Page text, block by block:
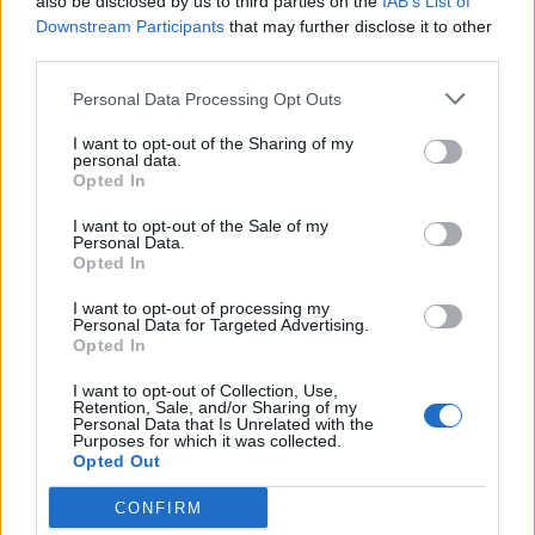
Downstream Participants that may further disclose it to other
Personal Data Processing Opt Outs
I want to opt-out of the Sharing of my
personal data.
Opted In
I want to opt-out of the Sale of my
Personal Data.
Opted In
I want to opt-out of processing my
Personal Data for Targeted Advertising.
Opted In
I want to opt-out of Collection, Use,
Retention, Sale, and/or Sharing of my
Personal Data that Is Unrelated with the
Purposes for which it was collected.
Opted Out
CONFIRM
Tagit Fitness Janni Hussi Julkkikset
Pieru
Kommenttiosio
Heräsikö ajatuksia? Kerro mielipiteesi.
✨ Nimikone